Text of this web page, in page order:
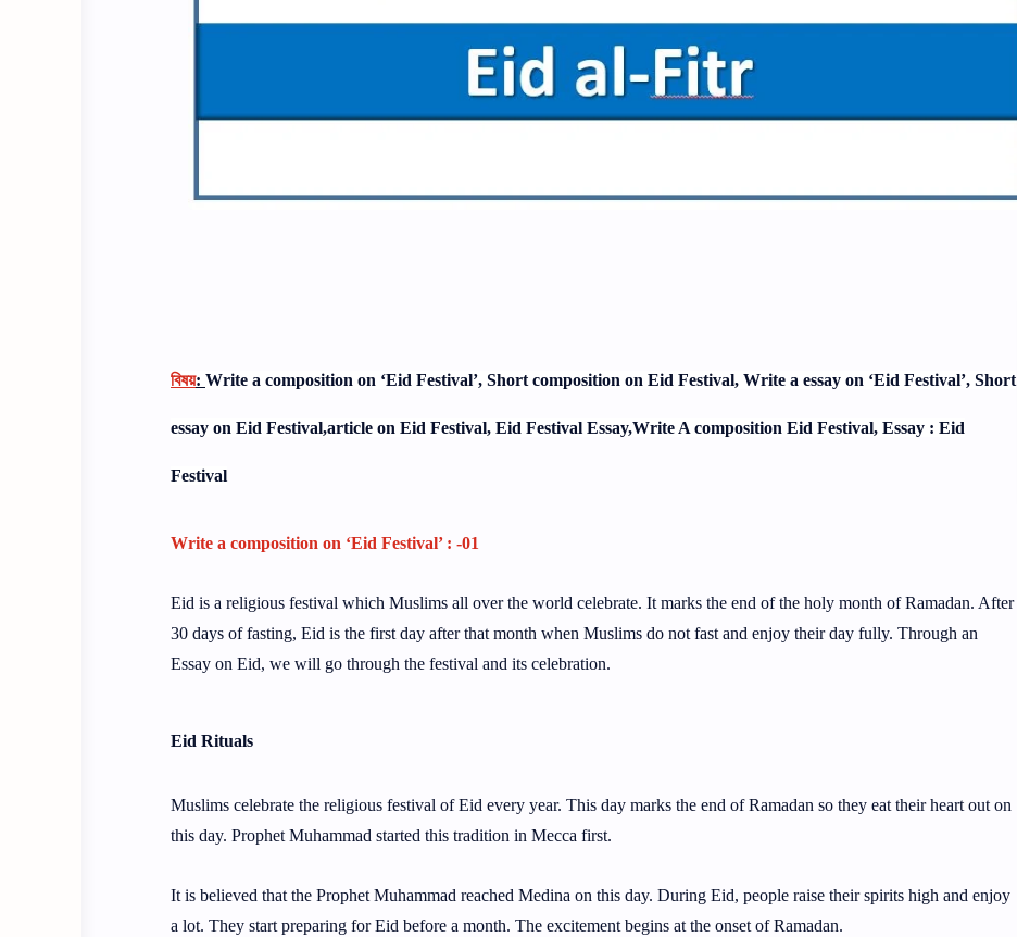
বিষয়: Write a composition on ‘Eid Festival’, Short composition on Eid Festival, Write a essay on ‘Eid Festival’, Short
essay on Eid Festival,article on Eid Festival, Eid Festival Essay,Write A composition Eid Festival, Essay : Eid
Festival
Write a composition on ‘Eid Festival’ : -01
Eid is a religious festival which Muslims all over the world celebrate. It marks the end of the holy month of Ramadan. After
30 days of fasting, Eid is the first day after that month when Muslims do not fast and enjoy their day fully. Through an
Essay on Eid, we will go through the festival and its celebration.
Eid Rituals
Muslims celebrate the religious festival of Eid every year. This day marks the end of Ramadan so they eat their heart out on
this day. Prophet Muhammad started this tradition in Mecca first.
It is believed that the Prophet Muhammad reached Medina on this day. During Eid, people raise their spirits high and enjoy
a lot. They start preparing for Eid before a month. The excitement begins at the onset of Ramadan.